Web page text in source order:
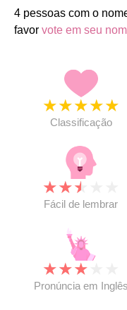
4 pessoas com o
favor vote em seu
★★★★★
Classificação
★★★
Fácil de lembrar
★★★
Pronúncia em Inglês